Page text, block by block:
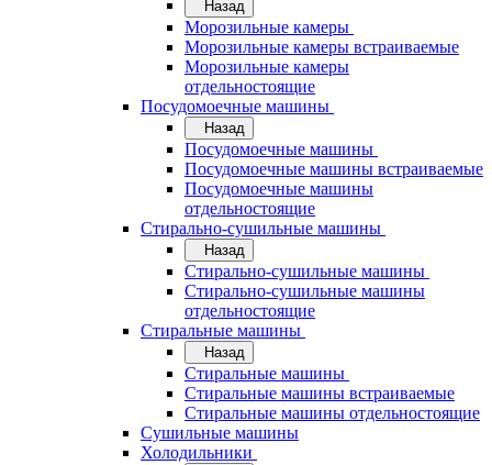
Назад
Морозильные камеры
Морозильные камеры встраиваемые
Морозильные камеры
отдельностоящие
Посудомоечные машины
Назад
Посудомоечные машины
Посудомоечные машины встраиваемые
Посудомоечные машины
отдельностоящие
Стирально-сушильные машины
Назад
Стирально-сушильные машины
Стирально-сушильные машины
отдельностоящие
Стиральные машины
Назад
Стиральные машины
Стиральные машины встраиваемые
Стиральные машины отдельностоящие
Сушильные машины
Холодильники